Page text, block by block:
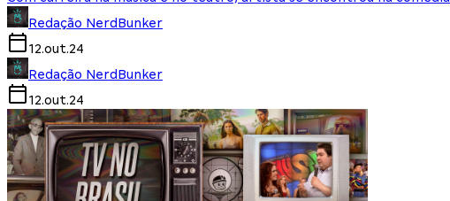
Redação NerdBunker
12.out.24
Redação NerdBunker
12.out.24